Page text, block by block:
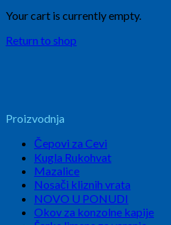
Your cart is currently empty.
Return to shop
Proizvodnja
Čepovi za Cevi
Kugla Rukohvat
Mazalice
Nosači kliznih vrata
NOVO U PONUDI
Okov za konzolne kapije